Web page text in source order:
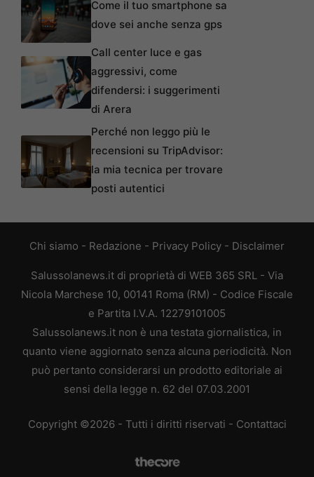
Come il tuo smartphone sa
dove sei anche senza gps
Call center luce e gas
aggressivi, come
difendersi: i suggerimenti
di Arera
Perché non leggo più le
recensioni su TripAdvisor:
la mia tecnica per trovare
posti autentici
Chi siamo - Redazione - Privacy Policy - Disclaimer
Salussolanews.it di proprietà di WEB 365 SRL - Via
Nicola Marchese 10, 00141 Roma (RM) - Codice Fiscale
e Partita I.V.A. 12279101005
Salussolanews.it non è una testata giornalistica, in
quanto viene aggiornato senza alcuna periodicità. Non
può pertanto considerarsi un prodotto editoriale ai
sensi della legge n. 62 del 07.03.2001
Copyright ©2026 - Tutti i diritti riservati - Contattaci